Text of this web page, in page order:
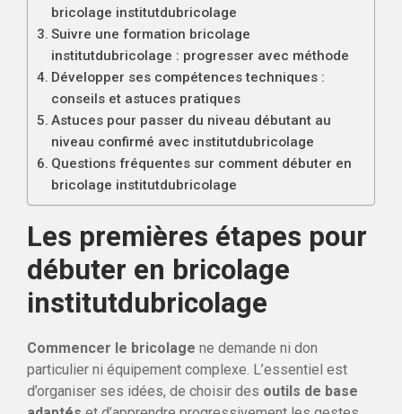
bricolage institutdubricolage
Suivre une formation bricolage
institutdubricolage : progresser avec méthode
Développer ses compétences techniques :
conseils et astuces pratiques
Astuces pour passer du niveau débutant au
niveau confirmé avec institutdubricolage
Questions fréquentes sur comment débuter en
bricolage institutdubricolage
Les premières étapes pour
débuter en bricolage
institutdubricolage
Commencer le bricolage ne demande ni don
particulier ni équipement complexe. L’essentiel est
d’organiser ses idées, de choisir des outils de base